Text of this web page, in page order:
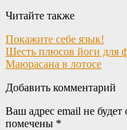
Читайте также
Покажите себе язык!
Шесть плюсов йоги для
Маюрасана в лотосе
Добавить комментарий
Ваш адрес email не будет
помечены *